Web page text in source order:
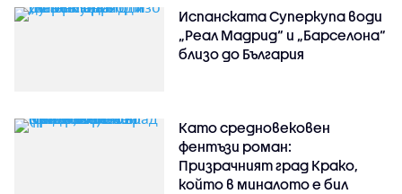
Испанската Суперкупа води
„Реал Мадрид“ и „Барселона“
близо до България
Като средновековен
фентъзи роман:
Призрачният град Крако,
който в миналото е бил